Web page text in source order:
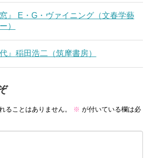
窓』 E・G・ヴァイニング（文春学藝
）
』稲田浩二（筑摩書房）
ることはありません。 ※ が付いている欄は必